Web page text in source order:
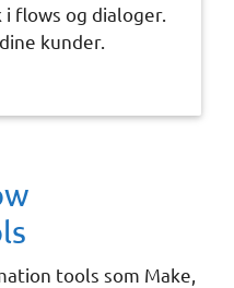
i flows og dialoger.
kunder.
tools som Make,